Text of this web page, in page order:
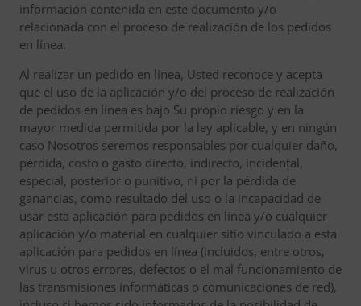
información contenida en este documento y/o
relacionada con el proceso de realización de los pedidos
en línea.
Al realizar un pedido en línea, Usted reconoce y acepta
que el uso de la aplicación y/o del proceso de realización
de pedidos en línea es bajo Su propio riesgo y en la
mayor medida permitida por la ley aplicable, y en ningún
caso Nosotros seremos responsables por cualquier daño,
pérdida, costo o gasto directo, indirecto, incidental,
especial, posterior o punitivo, ni por la pérdida de
ganancias, como resultado del uso o la incapacidad de
usar esta aplicación para pedidos en línea y/o cualquier
aplicación y/o material en cualquier sitio vinculado a esta
aplicación para pedidos en línea (incluidos, entre otros,
virus u otros errores, defectos o el mal funcionamiento de
las transmisiones informáticas o comunicaciones de red),